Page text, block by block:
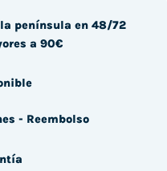
península en 48/72
a 90€
- Reembolso